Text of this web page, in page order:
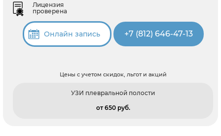
Лицензия
проверена
Онлайн запись +7 (812) 646-47-13
Цены с учетом скидок, льгот и акций
УЗИ плевральной полости
от 650 pуб.